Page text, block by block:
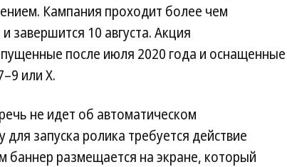
Кампания проходит более чем
завершится 10 августа. Акция
после июля 2020 года и оснащенные
или X.
не идет об автоматическом
запуска ролика требуется действие
баннер размещается на экране, который